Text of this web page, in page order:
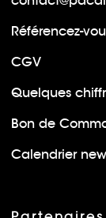
Référencez-
CGV
Quelques
Bon de
Calendrier